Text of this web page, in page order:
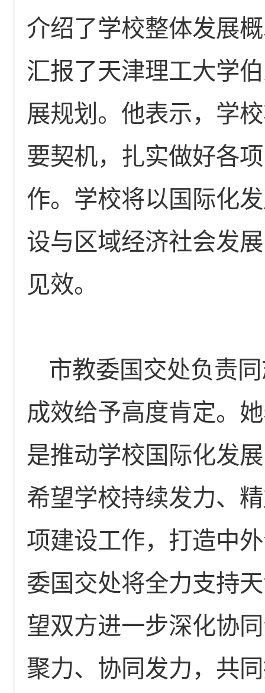
介绍了学校整体发展
汇报了天津理工大学
展规划。他表示，学
要契机，扎实做好各
作。学校将以国际化
设与区域经济社会发
见效。
市教委国交处负责
成效给予高度肯定。
是推动学校国际化发
希望学校持续发力、
项建设工作，打造中
委国交处将全力支持
望双方进一步深化协
聚力、协同发力，共